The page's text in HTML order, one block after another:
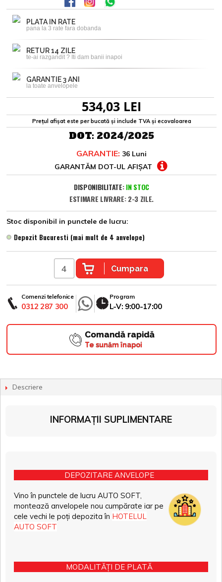
PLATA IN RATE
pana la 3 rate fara dobanda
RETUR 14 ZILE
te-ai razgandit ? Iti dam banii inapoi
GARANTIE 3 ANI
la toate anvelopele
534,03 LEI
Prețul afișat este per bucată și include TVA și ecovaloarea
DOT: 2024/2025
GARANTIE: 36 Luni
GARANTĂM DOT-UL AFIȘAT
DISPONIBILITATE: IN STOC
ESTIMARE LIVRARE: 2-3 ZILE.
Stoc disponibil in punctele de lucru:
Depozit Bucuresti (mai mult de 4 anvelope)
Cumpara
Comenzi telefonice
0312 287 300
Program
L-V: 9:00-17:00
Comandă rapidă
Te sunăm înapoi
Descriere
INFORMAȚII SUPLIMENTARE
DEPOZITARE ANVELOPE
Vino în punctele de lucru AUTO SOFT,
montează anvelopele nou cumpărate iar pe
cele vechi le poți depozita în HOTELUL
AUTO SOFT
MODALITĂȚI DE PLATĂ